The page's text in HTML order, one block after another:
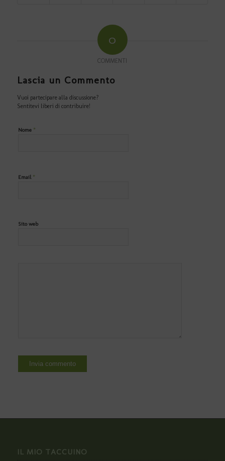
0
COMMENTI
Lascia un Commento
Vuoi partecipare alla discussione?
Sentitevi liberi di contribuire!
Nome *
Email *
Sito web
IL MIO TACCUINO